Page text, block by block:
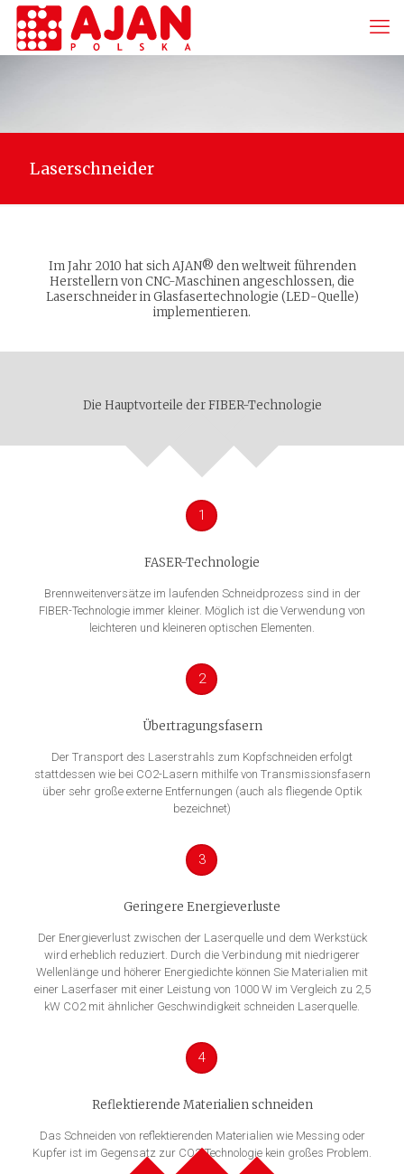
Laserschneider
Im Jahr 2010 hat sich AJAN® den weltweit führenden
Herstellern von CNC-Maschinen angeschlossen, die
Laserschneider in Glasfasertechnologie (LED-Quelle)
implementieren.
Die Hauptvorteile der FIBER-Technologie
1
FASER-Technologie
Brennweitenversätze im laufenden Schneidprozess sind in der
FIBER-Technologie immer kleiner. Möglich ist die Verwendung von
leichteren und kleineren optischen Elementen.
2
Übertragungsfasern
Der Transport des Laserstrahls zum Kopfschneiden erfolgt
stattdessen wie bei CO2-Lasern mithilfe von Transmissionsfasern
über sehr große externe Entfernungen (auch als fliegende Optik
bezeichnet)
3
Geringere Energieverluste
Der Energieverlust zwischen der Laserquelle und dem Werkstück
wird erheblich reduziert. Durch die Verbindung mit niedrigerer
Wellenlänge und höherer Energiedichte können Sie Materialien mit
einer Laserfaser mit einer Leistung von 1000 W im Vergleich zu 2,5
kW CO2 mit ähnlicher Geschwindigkeit schneiden Laserquelle.
4
Reflektierende Materialien schneiden
Das Schneiden von reflektierenden Materialien wie Messing oder
Kupfer ist im Gegensatz zur CO2-Technologie kein großes Problem.